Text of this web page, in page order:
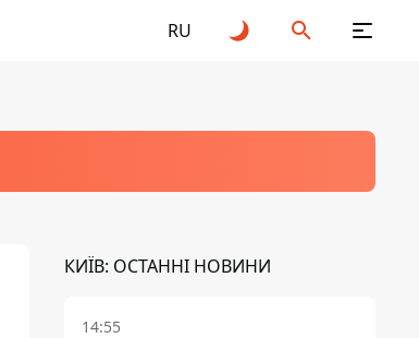
RU
КИЇВ: ОСТАННІ НОВИНИ
14:55